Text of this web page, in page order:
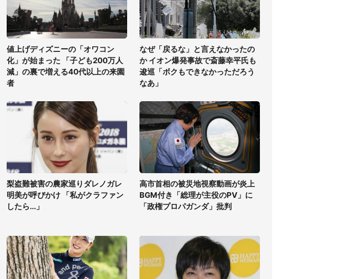
値上げディズニーの「オワコン
化」が始まった 「子ども200万人
減」の裏で増える40代以上の来園
者
なぜ「戻るな」と言えなかったの
か イオン爆発事故で斎藤幸平氏も
逡巡「ボクもできなかっただろう
なあ」
梨盗難被害の農家巡りダレノガレ
明美が呼びかけ 「私がクラファン
したら...」
高市首相の被災地視察動画が炎上
BGM付き「総理が主役のPV」に
「政権プロパガンダ」批判